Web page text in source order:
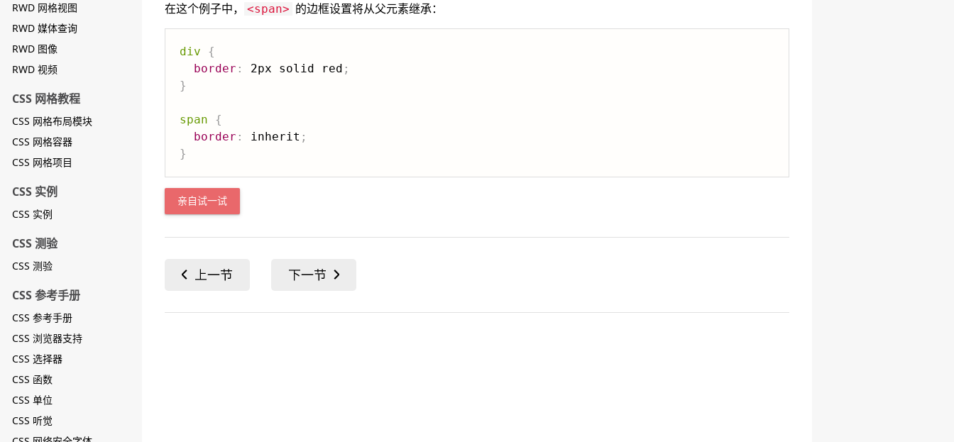
RWD 网格视图
RWD 媒体查询
RWD 图像
RWD 视频
CSS 网格教程
CSS 网格布局模块
CSS 网格容器
CSS 网格项目
CSS 实例
CSS 实例
CSS 测验
CSS 测验
CSS 参考手册
CSS 参考手册
CSS 浏览器支持
CSS 选择器
CSS 函数
CSS 单位
CSS 听觉
在这个例子中，
<span> 的边框设置将从父元素继承：
div
{
border : 2px solid red ;
}
span
{
border : inherit ;
}
亲自试一试